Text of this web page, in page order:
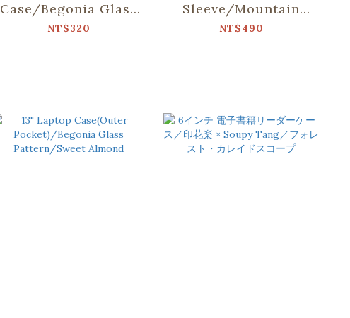
Case/Begonia Glass
Pattern/Gentleman
NT$320
Sleeve/Mountain
Friends/Blue
NT$490